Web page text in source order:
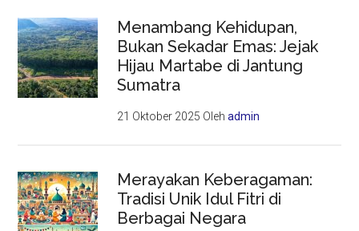
Menambang Kehidupan,
Bukan Sekadar Emas: Jejak
Hijau Martabe di Jantung
Sumatra
21 Oktober 2025 Olehadmin
Merayakan Keberagaman:
Tradisi Unik Idul Fitri di
Berbagai Negara